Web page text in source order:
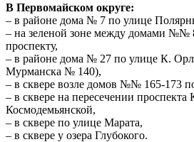
В Первомайском округе:
– в районе дома № 7 по улице
– на зеленой зоне между домами №№
проспекту,
– в районе дома № 27 по улице К.
Мурманска № 140),
– в сквере возле домов №№ 165-173
– в сквере на пересечении
Космодемьянской,
– в сквере по улице Марата,
– в сквере у озера Глубокого.